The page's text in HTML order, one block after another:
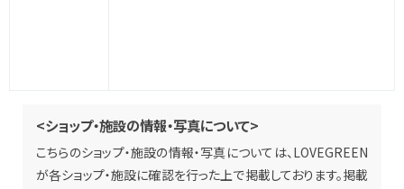
<ショップ・施設の情報・写真について>
こちらのショップ・施設の情報・写真については、LOVEGREEN
が各ショップ・施設に確認を行った上で掲載しております。掲載